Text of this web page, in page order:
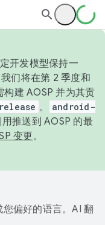
开发模型保持一
们将在第 2 季度和
建 AOSP 并为其贡
。
android-
推送到 AOSP 的最
变更。
偏好的语言。AI 翻